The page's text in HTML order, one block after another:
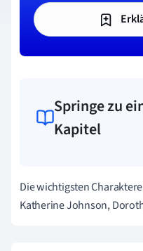
Springe zu
Kapitel
Die wichtigsten
Katherine Johnson,